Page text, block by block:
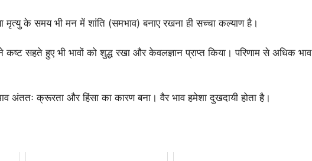
मृत्यु के समय भी मन में शांति (समभाव) बनाए रखना ही सच्चा कल्याण है।
कष्ट सहते हुए भी भावों को शुद्ध रखा और केवलज्ञान प्राप्त किया। परिणाम से अधिक भाव
अंततः क्रूरता और हिंसा का कारण बना। वैर भाव हमेशा दुखदायी होता है।